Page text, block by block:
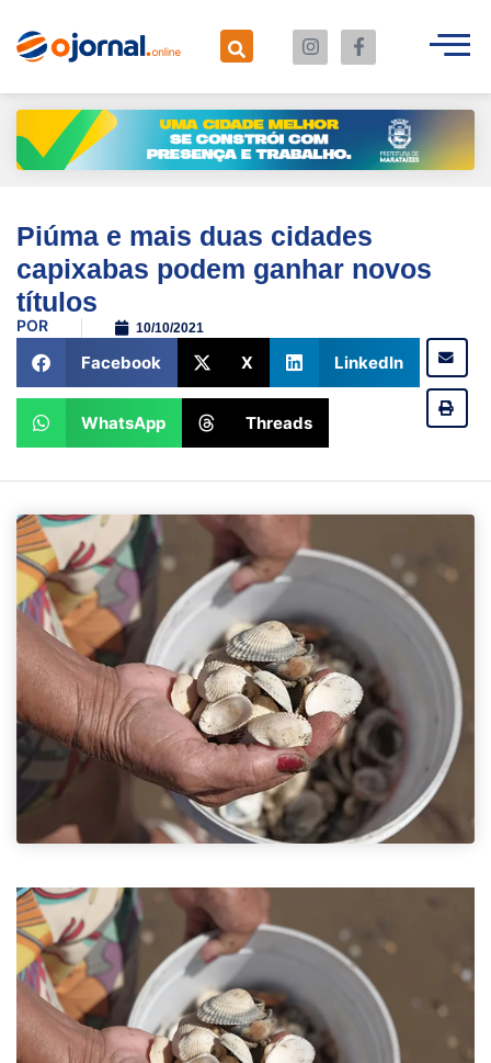
Piúma e mais duas cidades
capixabas podem ganhar novos
títulos
POR 10/10/2021
Facebook X LinkedIn
WhatsApp Threads